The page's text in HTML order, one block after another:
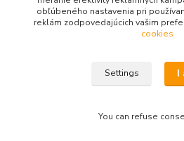
skifi.space@gmail.com
obľúbeného nastavenia pri
reklám zodpovedajúcich vašim
cookies
Settings I
You can refuse